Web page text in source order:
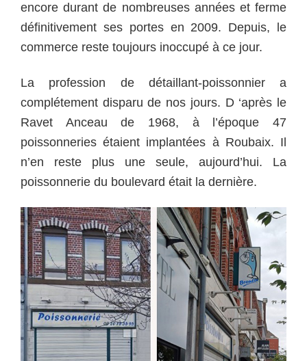
encore durant de nombreuses années et ferme
définitivement ses portes en 2009. Depuis, le
commerce reste toujours inoccupé à ce jour.
La profession de détaillant-poissonnier a
complétement disparu de nos jours. D ‘après le
Ravet Anceau de 1968, à l’époque 47
poissonneries étaient implantées à Roubaix. Il
n’en reste plus une seule, aujourd’hui. La
poissonnerie du boulevard était la dernière.